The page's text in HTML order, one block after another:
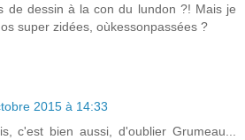
de dessin à la con du lundon ?! Mais je
super zidées, oùkessonpassées ?
2015 à 14:33
c'est bien aussi, d'oublier Grumeau...